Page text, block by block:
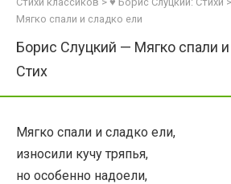
Мягко спали и сладко ели
Борис Слуцкий — Мягко спали
Стих
Мягко спали и сладко ели,
износили кучу тряпья,
но особенно надоели,